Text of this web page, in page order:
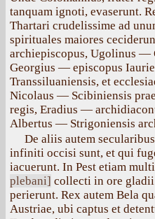
tanquam ignoti, evaserunt.
Thartari crudelissime ad
spirituales maiores
archiepiscopus, Ugolinus —
Georgius — episcopus
Transsiluaniensis, et
Nicolaus — Scibiniensis
regis, Eradius —
Albertus — Strigoniensis
De aliis autem
infiniti occisi sunt, et qui
iacuerunt. In Pest etiam
plebani] collecti in ore
perierunt. Rex autem Bela
Austriae, ubi captus et